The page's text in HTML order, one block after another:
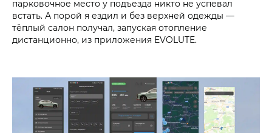
парковочное место у подъезда никто не успевал
встать. А порой я ездил и без верхней одежды —
тёплый салон получал, запуская отопление
дистанционно, из приложения EVOLUTE.